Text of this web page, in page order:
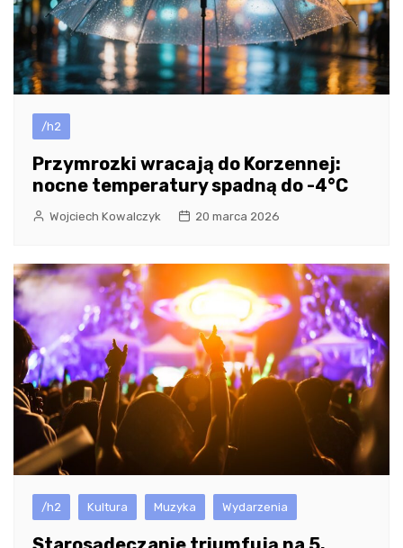
/h2
Przymrozki wracają do Korzennej:
nocne temperatury spadną do -4°C
Wojciech Kowalczyk 20 marca 2026
/h2 Kultura Muzyka Wydarzenia